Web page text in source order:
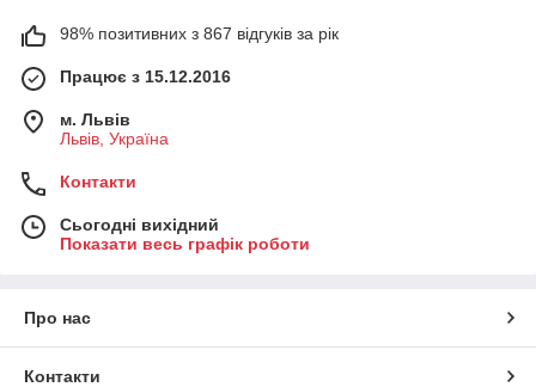
98% позитивних з 867 відгуків за рік
Працює з 15.12.2016
м. Львів
Львів, Україна
Контакти
Сьогодні вихідний
Показати весь графік роботи
Про нас
Контакти